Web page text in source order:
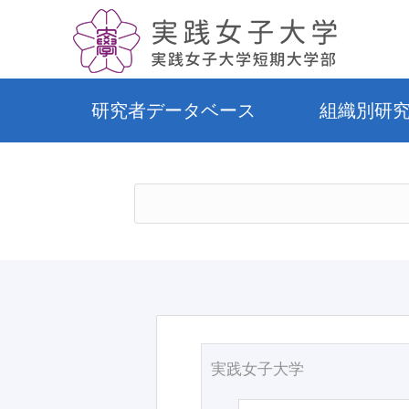
研究者データベース 組織別研
実践女子大学